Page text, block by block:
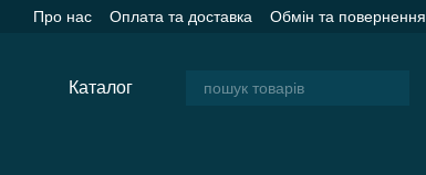
Перейти до основного контенту
Про нас Оплата та доставка Обмін та повернення
Каталог